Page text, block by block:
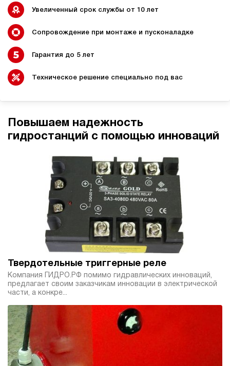
Гидростанции для
промышленного
оборудования
подъемника
Гидростанции для смазки Гидростанции для толкателей
Увеличенный срок службы от 10 лет
Сопровождение при монтаже и пусконаладке
Гарантия до 5 лет
Техническое решение специально под вас
Повышаем надежность
гидростанций с помощью инноваций
Твердотельные триггерные реле
Компания ГИДРО.РФ помимо гидравлических инноваций,
предлагает своим заказчикам инновации в электрической
части, а конкре...